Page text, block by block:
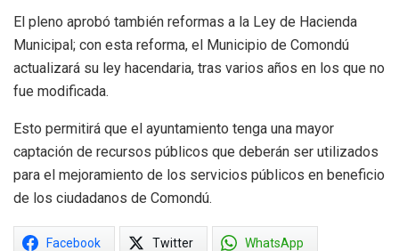
El pleno aprobó también reformas a la Ley de Hacienda
Municipal; con esta reforma, el Municipio de Comondú
actualizará su ley hacendaria, tras varios años en los que no
fue modificada.
Esto permitirá que el ayuntamiento tenga una mayor
captación de recursos públicos que deberán ser utilizados
para el mejoramiento de los servicios públicos en beneficio
de los ciudadanos de Comondú.
Facebook Twitter WhatsApp